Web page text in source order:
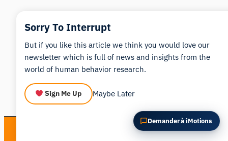
Tendance
Demander à iMotions
Sorry To Interrupt
But if you like this article we think you would love our
newsletter which is full of news and insights from the
world of human behavior research.
Sign Me Up Maybe Later